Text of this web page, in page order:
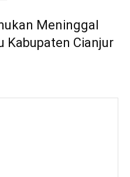
Meninggal
Kabupaten Cianjur